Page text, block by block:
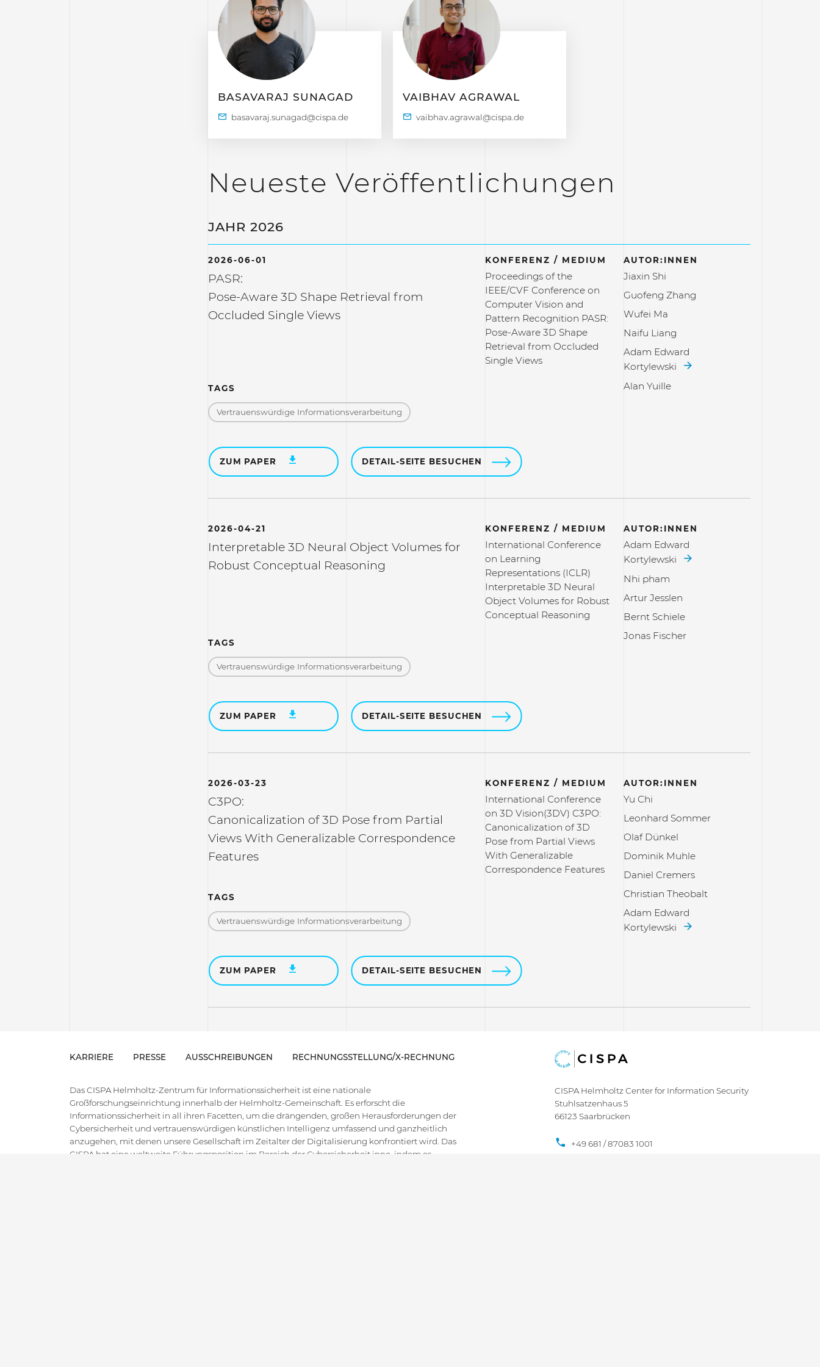
BASAVARAJ SUNAGAD VAIBHAV AGRAWAL
Neueste Veröffentlichungen
JAHR 2026
2026-06-01
PASR:
Pose-Aware 3D Shape Retrieval from
Occluded Single Views
KONFERENZ / MEDIUM
Proceedings of the
IEEE/CVF Conference on
Computer Vision and
Pattern Recognition PASR:
Pose-Aware 3D Shape
Retrieval from Occluded
Single Views
TAGS
Vertrauenswürdige Informations­verarbeitung
AUTOR:INNEN
Jiaxin Shi
Guofeng Zhang
Wufei Ma
Naifu Liang
Adam Edward
Kortylewski
Alan Yuille
ZUM PAPER DETAIL-SEITE BESUCHEN
2026-04-21
Interpretable 3D Neural Object Volumes for
Robust Conceptual Reasoning
KONFERENZ / MEDIUM
International Conference
on Learning
Representations (ICLR)
Interpretable 3D Neural
Object Volumes for Robust
Conceptual Reasoning
TAGS
Vertrauenswürdige Informations­verarbeitung
AUTOR:INNEN
Adam Edward
Kortylewski
Nhi pham
Artur Jesslen
Bernt Schiele
Jonas Fischer
ZUM PAPER DETAIL-SEITE BESUCHEN
2026-03-23
C3PO:
Canonicalization of 3D Pose from Partial
Views With Generalizable Correspondence
Features
KONFERENZ / MEDIUM
International Conference
on 3D Vision(3DV) C3PO:
Canonicalization of 3D
Pose from Partial Views
With Generalizable
Correspondence Features
TAGS
Vertrauenswürdige Informations­verarbeitung
AUTOR:INNEN
Yu Chi
Leonhard Sommer
Olaf Dünkel
Dominik Muhle
Daniel Cremers
Christian Theobalt
Adam Edward
Kortylewski
ZUM PAPER DETAIL-SEITE BESUCHEN
KARRIERE PRESSE AUSSCHREIBUNGEN RECHNUNGSSTELLUNG/X-RECHNUNG
Das CISPA Helmholtz-Zentrum für Informationssicherheit ist eine nationale
Großforschungseinrichtung innerhalb der Helmholtz-Gemeinschaft. Es erforscht die
Informationssicherheit in all ihren Facetten, um die drängenden, großen Herausforderungen der
Cybersicherheit und vertrauenswürdigen künstlichen Intelligenz umfassend und ganzheitlich
anzugehen, mit denen unsere Gesellschaft im Zeitalter der Digitalisierung konfrontiert wird. Das
CISPA hat eine weltweite Führungsposition im Bereich der Cybersicherheit inne, indem es
CISPA Helmholtz Center for Information Security
Stuhlsatzenhaus 5
66123 Saarbrücken
+49 681 / 87083 1001